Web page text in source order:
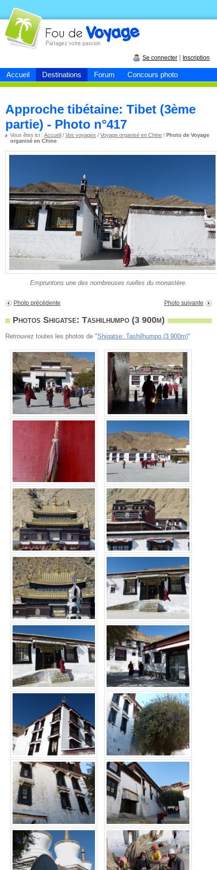
Accueil Destinations Forum Concours photo
Fou devoyage
Se connecter Inscription
Approche tibétaine: Tibet (3ème
partie) - Photo n°417
Vous êtes ici :Accueil /Vos voyages /Voyage organisé en Chine /Photo de Voyage
organisé en Chine
Empruntons une des nombreuses ruelles du monastère.
Photo précédente Photo suivante
Photos Shigatse: Tashilhumpo (3 900m)
Retrouvez toutes les photos de "Shigatse: Tashilhumpo (3 900m)"